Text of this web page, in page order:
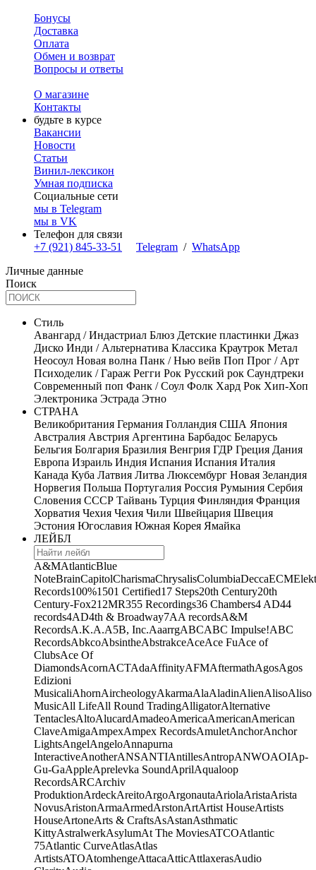
Бонусы
Доставка
Оплата
Обмен и возврат
Вопросы и ответы
О магазине
Контакты
будьте в курсе
Вакансии
Новости
Статьи
Винил-лексикон
Умная подписка
Социальные сети
мы в Telegram
мы в VK
Телефон для связи
+7 (921) 845-33-51
Telegram / WhatsApp
Личные данные
Поиск
Стиль
Авангард / Индастриал Блюз Детские пластинки Джаз
Диско Инди / Альтернатива Классика Краутрок Метал
Неосоул Новая волна Панк / Нью вейв Поп Прог / Арт
Психоделик / Гараж Регги Рок Русский рок Саундтреки
Современный поп Фанк / Соул Фолк Хард Рок Хип-Хоп
Электроника Эстрада Этно
СТРАНА
Великобритания Германия Голландия США Япония
Австралия Австрия Аргентина Барбадос Беларусь
Бельгия Болгария Бразилия Венгрия ГДР Греция Дания
Европа Израиль Индия Испания Испания Италия
Канада Куба Латвия Литва Люксембург Новая Зеландия
Норвегия Польша Португалия Россия Румыния Сербия
Словения СССР Тайвань Турция Финляндия Франция
Хорватия Чехия Чехия Чили Швейцария Швеция
Эстония Югославия Южная Корея Ямайка
ЛЕЙБЛ
A&MAtlanticBlue
NoteBrainCapitolCharismaChrysalisColumbiaDeccaECM
Records100%1501 Certified17 Steps20th Century20th
Century-Fox21 2MR355 Recordings36 Chambers4 AD44
records4AD4th & Broadway7AA recordsA&M
RecordsA.K.A.A5B, Inc.AaarrgABCABC Impulse!ABC
RecordsAbkcoAbsintheAbstrakceAceAce FuAce of
ClubsAce Of
DiamondsAcornACTAdaAffinityAFMAftermathAgosAgos
Edizioni
MusicaliAhornAircheologyAkarmaAlaAladinAlienAlisoAliso
MusicAll LifeAll Round TradingAlligatorAlternative
TentaclesAltoAlucardAmadeoAmericaAmericanAmerican
ClaveAmigaAmpexAmpex RecordsAmuletAnchorAnchor
LightsAngelAngeloAnnapurna
InteractiveAnotherANSANTIAntillesAntropANWOAOIAp-
Gu-GaAppleAprelevka SoundAprilAqualoop
RecordsARCArchiv
ProduktionArdeckAreitoArgoArgonautaAriolaAristaArista
NovusAristonArmaArmedArstonArtArtist HouseArtists
HouseArtoneArts & CraftsAsAstanAsthmatic
KittyAstralwerkAsylumAt The MoviesATCOAtlantic
75Atlantic CurveAtlasAtlas
ArtistsATOAtomhengeAttacaAtticAttlaxerasAudio